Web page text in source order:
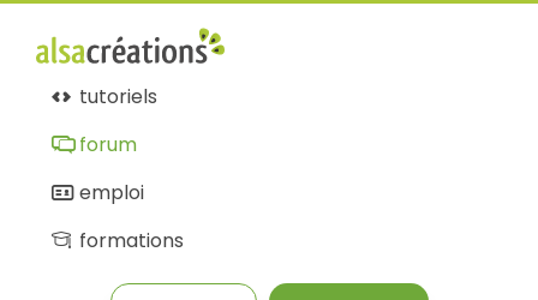
tutoriels
forum
emploi
formations